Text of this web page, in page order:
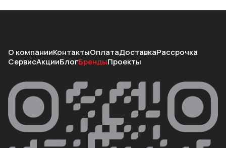
О компанииКонтактыОплатаДоставкаРассрочка
СервисАкцииБлогБрендыПроекты